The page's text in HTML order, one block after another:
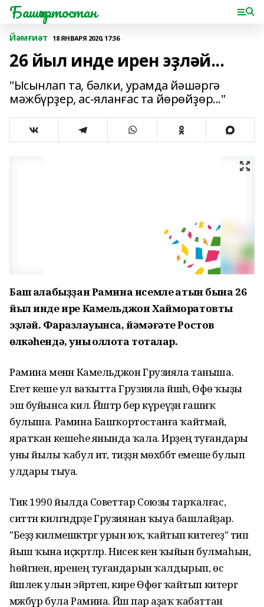
Башҡортостан
Йәмғиәт 18 ЯНВАРЯ 2020, 17:36
26 йыл инде ирен эҙләй...
"Ысынлап та, бәлки, урамда йәшәргә
мәжбүрҙер, ас-яланғас та йөрөйҙөр..."
Баш ҡалабыҙҙан Рамина исемле ҡатын бына 26
йыл инде ире Камельджон Хайморатовты
эҙләй. Фаразлауынса, йәмәғәте Ростов
өлкәһендә, уны ҡоллоҡта тоталар.
Рамина менән Камельджон Грузияла таныша.
Егет кеше ул ваҡытта Грузияла йәшәһә, Өфө ҡыҙы
эш буйынса килә. Йәштәр бер күреүҙән ғашиҡ
булыша. Рамина Башҡортостанға ҡайтмай,
яратҡан кешеһе янында ҡала. Ирҙең туғандары
уны йылы ҡабул итә, тиҙҙән мөхәббәт емеше булып
улдары тыуа.
Тик 1990 йылда Советтар Союзы тарҡалғас,
ситтән килгәндәрҙе Грузиянан ҡыуа башлайҙар.
"Беҙҙә килмешәктәргә урын юҡ, ҡайтып китегеҙ" тип
йыш ҡына иҫкәртәләр. Нисек кенә ҡыйын булмаһын,
һөйгәнен, иренең туғандарын ҡалдырып, өс
йәшлек улын эйәртеп, кире Өфөгә ҡайтып китергә
мәжбүр була Рамина. Йәш пар аҙаҡ ҡабаттан